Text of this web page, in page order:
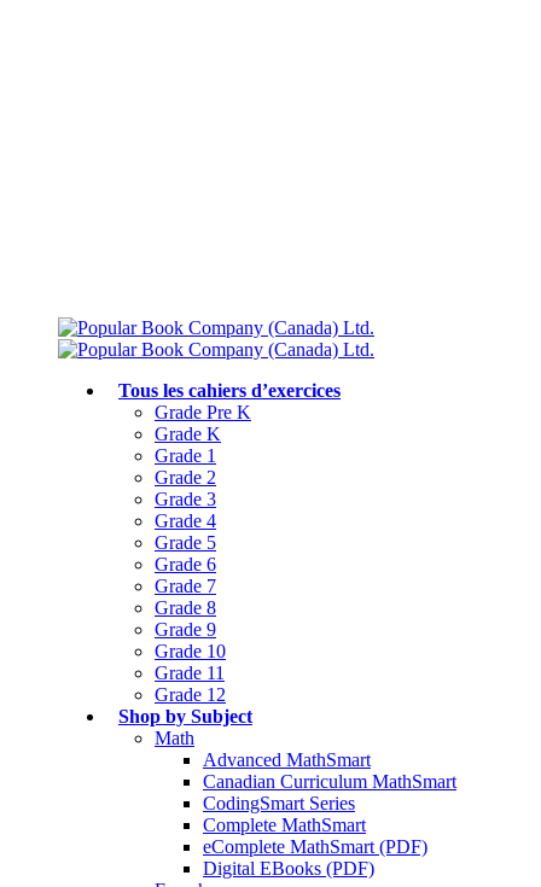
Tous les cahiers d’exercices
Grade Pre K
Grade K
Grade 1
Grade 2
Grade 3
Grade 4
Grade 5
Grade 6
Grade 7
Grade 8
Grade 9
Grade 10
Grade 11
Grade 12
Shop by Subject
Math
Advanced MathSmart
Canadian Curriculum MathSmart
CodingSmart Series
Complete MathSmart
eComplete MathSmart (PDF)
Digital EBooks (PDF)